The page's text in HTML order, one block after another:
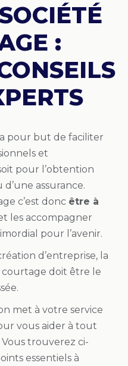
:
pour but de faciliter
et
pour l’obtention
assurance.
c’est donc être à
les accompagner
pour l’avenir.
d’entreprise, la
courtage doit être le
met à votre service
vous aider à tout
trouverez ci-
essentiels à